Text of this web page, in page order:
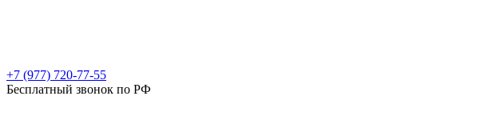
+7 (977) 720-77-55
Бесплатный звонок по РФ